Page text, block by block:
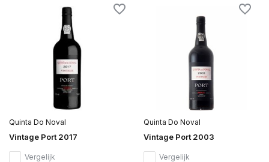
Quinta Do Noval
Vintage Port 2017
Vergelijk
Quinta Do Noval
Vintage Port 2003
Vergelijk